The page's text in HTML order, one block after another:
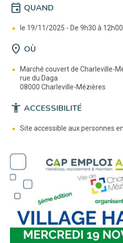
event QUAND
le 19/11/2025 - De 9h30 à
location_on OÙ
Marché couvert de Charleville-
rue du Daga
08000 Charleville-Mézières
accessibility_new ACCESSIBILITÉ
Site accessible aux personnes